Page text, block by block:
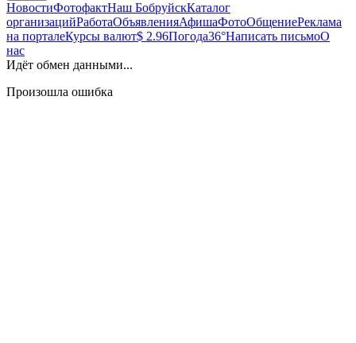
НовостиФотофактНаш БобруйскКаталог
организацийРаботаОбъявленияАфишаФотоОбщениеРеклама
на порталеКурсы валют$ 2.96Погода36°Написать письмоО
нас
Идёт обмен данными...
Произошла ошибка